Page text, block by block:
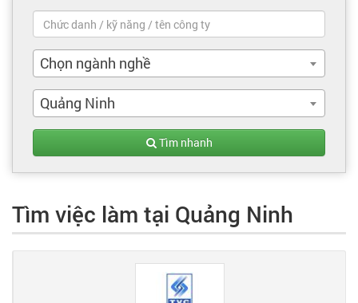
Việc làm mới nhất
Tìm việc làm
Tạo hồ sơ
Cẩm nang việc làm
Bạn cần tuyển người
Chọn ngành nghề
Quảng Ninh
Tìm nhanh
Tìm việc làm tại Quảng Ninh